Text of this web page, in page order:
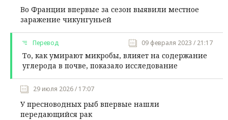
Во Франции впервые за сезон выявили местное
заражение чикунгуньей
Перевод 09 февраля 2023 / 21:17
То, как умирают микробы, влияет на содержание
углерода в почве, показало исследование
29 июля 2026 / 17:07
У пресноводных рыб впервые нашли
передающийся рак